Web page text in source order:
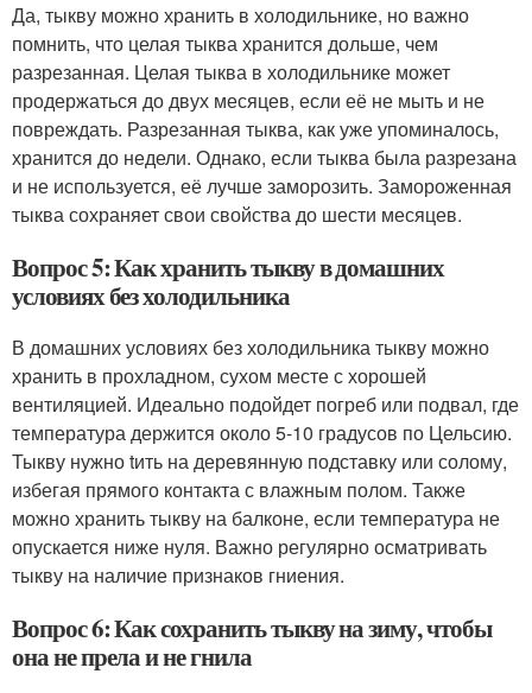
Да, тыкву можно хранить в холодильнике, но важно
помнить, что целая тыква хранится дольше, чем
разрезанная. Целая тыква в холодильнике может
продержаться до двух месяцев, если её не мыть и не
повреждать. Разрезанная тыква, как уже упоминалось,
хранится до недели. Однако, если тыква была разрезана
и не используется, её лучше заморозить. Замороженная
тыква сохраняет свои свойства до шести месяцев.
Вопрос 5: Как хранить тыкву в домашних
условиях без холодильника
В домашних условиях без холодильника тыкву можно
хранить в прохладном, сухом месте с хорошей
вентиляцией. Идеально подойдет погреб или подвал, где
температура держится около 5-10 градусов по Цельсию.
Тыкву нужно tить на деревянную подставку или солому,
избегая прямого контакта с влажным полом. Также
можно хранить тыкву на балконе, если температура не
опускается ниже нуля. Важно регулярно осматривать
тыкву на наличие признаков гниения.
Вопрос 6: Как сохранить тыкву на зиму, чтобы
она не прела и не гнила